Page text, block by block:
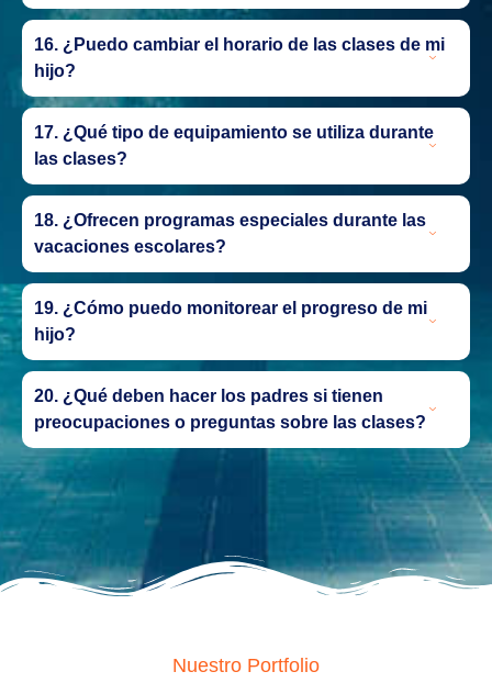
16. ¿Puedo cambiar el horario de las clases de mi
hijo?
17. ¿Qué tipo de equipamiento se utiliza durante
las clases?
18. ¿Ofrecen programas especiales durante las
vacaciones escolares?
19. ¿Cómo puedo monitorear el progreso de mi
hijo?
20. ¿Qué deben hacer los padres si tienen
preocupaciones o preguntas sobre las clases?
Nuestro Portfolio